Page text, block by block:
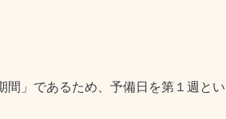
間」であるため、予備日を第１週とい